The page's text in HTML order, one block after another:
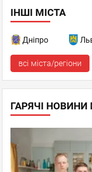
ІНШІ МІСТА
Дніпро
всі міста/регіони
ГАРЯЧІ НОВИНИ